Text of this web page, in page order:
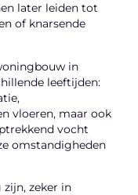
later leiden tot
of knarsende
in
leeftijden:
vloeren, maar ook
vocht
omstandigheden
zeker in